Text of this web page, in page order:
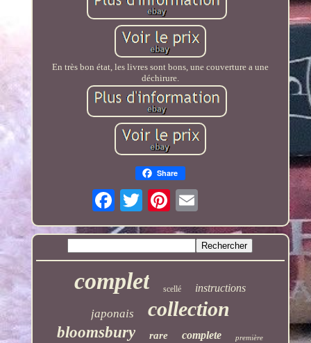
En très bon état, les livres sont bons, une couverture a une
déchirure.
Share
complet scellé instructions
japonais collection
bloomsbury rare complete première